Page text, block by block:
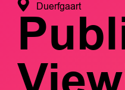
Duerfgaart